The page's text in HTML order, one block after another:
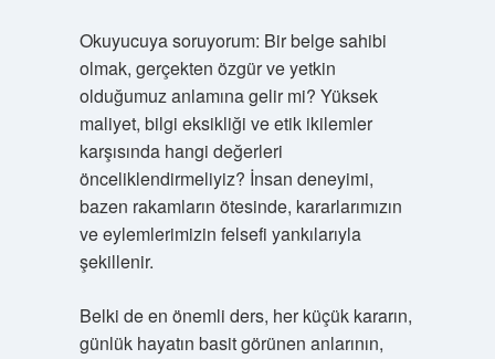
Okuyucuya soruyorum: Bir belge sahibi
olmak, gerçekten özgür ve yetkin
olduğumuz anlamına gelir mi? Yüksek
maliyet, bilgi eksikliği ve etik ikilemler
karşısında hangi değerleri
önceliklendirmeliyiz? İnsan deneyimi,
bazen rakamların ötesinde, kararlarımızın
ve eylemlerimizin felsefi yankılarıyla
şekillenir.
Belki de en önemli ders, her küçük kararın,
günlük hayatın basit görünen anlarının,